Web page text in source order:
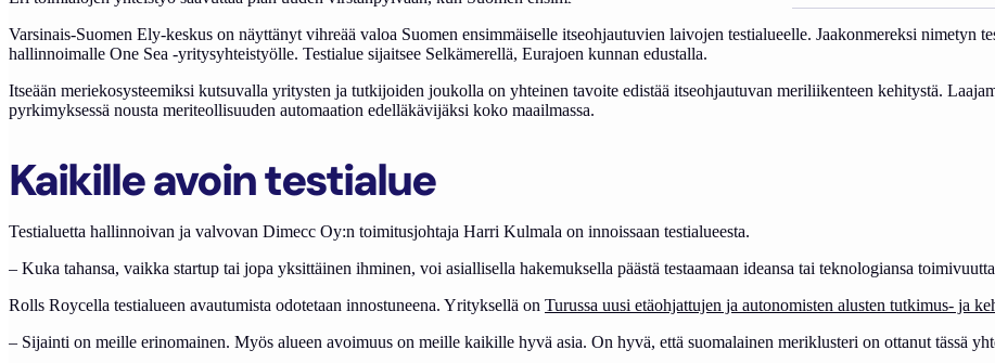
Varsinais-Suomen Ely-keskus on näyttänyt vihreää valoa Suomen ensimmäiselle itseohjautuvien laivojen testialueelle. Jaakonmereksi nimetyn
hallinnoimalle One Sea -yritysyhteistyölle. Testialue sijaitsee Selkämerellä, Eurajoen kunnan edustalla.
Itseään meriekosysteemiksi kutsuvalla yritysten ja tutkijoiden joukolla on yhteinen tavoite edistää itseohjautuvan meriliikenteen kehitystä.
pyrkimyksessä nousta meriteollisuuden automaation edelläkävijäksi koko maailmassa.
Kaikille avoin testialue
Testialuetta hallinnoivan ja valvovan Dimecc Oy:n toimitusjohtaja Harri Kulmala on innoissaan testialueesta.
– Kuka tahansa, vaikka startup tai jopa yksittäinen ihminen, voi asiallisella hakemuksella päästä testaamaan ideansa tai teknologiansa
Rolls Roycella testialueen avautumista odotetaan innostuneena. Yrityksellä on Turussa uusi etäohjattujen ja autonomisten alusten tutkimus- ja
– Sijainti on meille erinomainen. Myös alueen avoimuus on meille kaikille hyvä asia. On hyvä, että suomalainen meriklusteri on ottanut tässä